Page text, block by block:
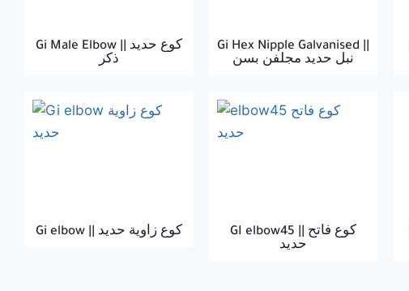
Gi Male Elbow || كوع حديد
ذكر
Gi Hex Nipple Galvanised ||
نبل حديد مجلفن بسن
Gi elbow || كوع زاوية حديد
GI elbow45 || كوع فاتح
حديد